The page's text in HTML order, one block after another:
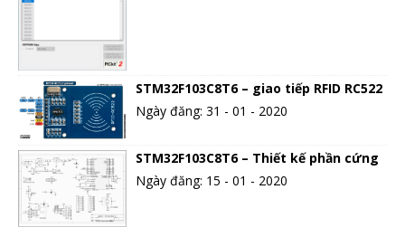
STM32F103C8T6 – giao tiếp RFID RC522
Ngày đăng: 31 - 01 - 2020
STM32F103C8T6 – Thiết kế phần cứng
Ngày đăng: 15 - 01 - 2020